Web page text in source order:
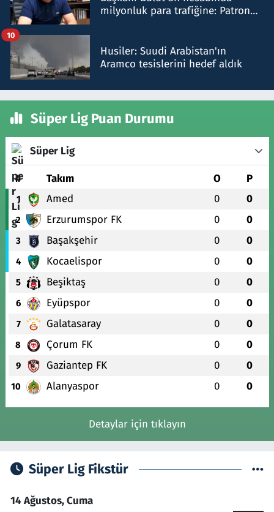
milyonluk para trafiğine: Patron
Husiler: Suudi Arabistan'ın
Aramco tesislerini hedef aldık
10
Süper Lig Puan Durumu
Süper Lig
# Takım O P
1 Amed 0 0
2 Erzurumspor FK 0 0
3 Başakşehir 0 0
4 Kocaelispor 0 0
5 Beşiktaş 0 0
6 Eyüpspor 0 0
7 Galatasaray 0 0
8 Çorum FK 0 0
9 Gaziantep FK 0 0
10 Alanyaspor 0 0
Detaylar için tıklayın
Süper Lig Fikstür
14 Ağustos, Cuma